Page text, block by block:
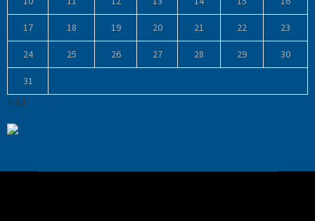
17 18 19 20 21 22 23
24 25 26 27 28 29 30
31
« Jul